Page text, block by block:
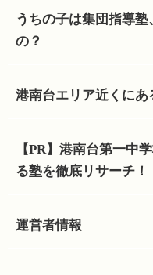
うちの子は集団指導
の？
港南台エリア近くにあ
【PR】港南台第一中
る塾を徹底リサーチ！
運営者情報